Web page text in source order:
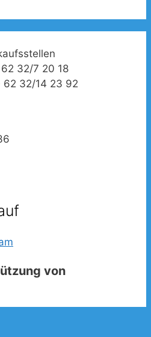
62 32/7 20 18
62 32/14 23 92
von